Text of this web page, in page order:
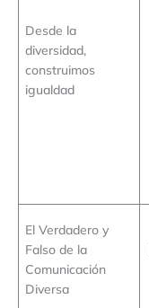
Desde la
diversidad,
construimos
igualdad
El Verdadero y
Falso de la
Comunicación
Diversa